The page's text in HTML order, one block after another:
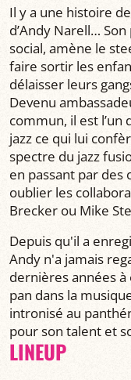
Il y a une histoire
d’Andy Narell…
social, amène le
faire sortir les
délaisser leurs
Devenu
commun, il est l’un
jazz ce qui lui
spectre du jazz
en passant par des
oublier les
Brecker ou Mike
Depuis qu'il a
Andy n'a jamais
dernières années
pan dans la
intronisé au
pour son talent et
LINEUP